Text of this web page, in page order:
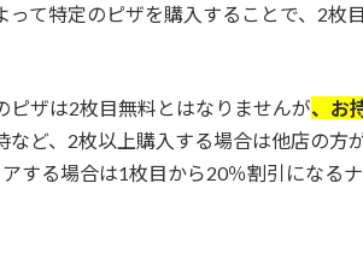
って特定のピザを購入することで、2
ピザは2枚目無料とはなりませんが、お
など、2枚以上購入する場合は他店の
する場合は1枚目から20％割引になる